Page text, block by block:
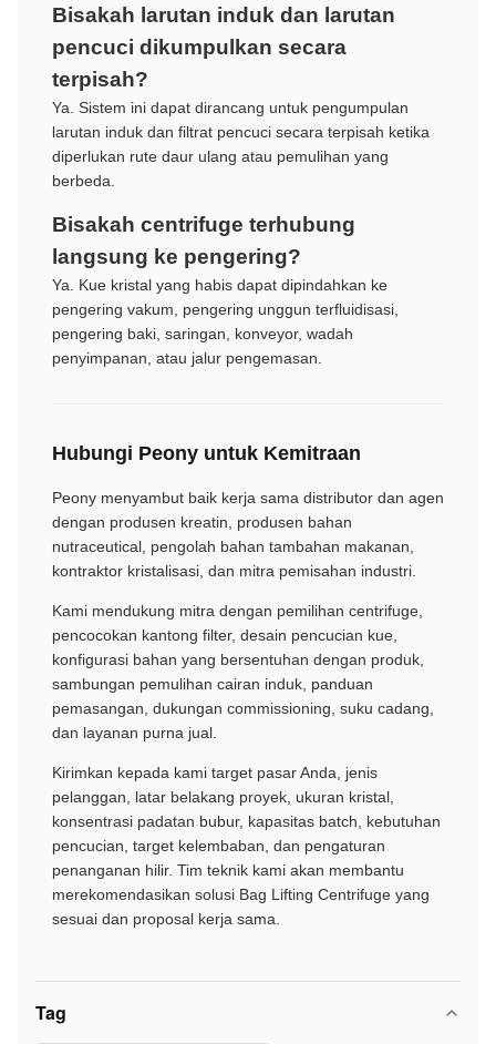
Bisakah larutan induk dan larutan
pencuci dikumpulkan secara
terpisah?
Ya. Sistem ini dapat dirancang untuk pengumpulan
larutan induk dan filtrat pencuci secara terpisah ketika
diperlukan rute daur ulang atau pemulihan yang
berbeda.
Bisakah centrifuge terhubung
langsung ke pengering?
Ya. Kue kristal yang habis dapat dipindahkan ke
pengering vakum, pengering unggun terfluidisasi,
pengering baki, saringan, konveyor, wadah
penyimpanan, atau jalur pengemasan.
Hubungi Peony untuk Kemitraan
Peony menyambut baik kerja sama distributor dan agen
dengan produsen kreatin, produsen bahan
nutraceutical, pengolah bahan tambahan makanan,
kontraktor kristalisasi, dan mitra pemisahan industri.
Kami mendukung mitra dengan pemilihan centrifuge,
pencocokan kantong filter, desain pencucian kue,
konfigurasi bahan yang bersentuhan dengan produk,
sambungan pemulihan cairan induk, panduan
pemasangan, dukungan commissioning, suku cadang,
dan layanan purna jual.
Kirimkan kepada kami target pasar Anda, jenis
pelanggan, latar belakang proyek, ukuran kristal,
konsentrasi padatan bubur, kapasitas batch, kebutuhan
pencucian, target kelembaban, dan pengaturan
penanganan hilir. Tim teknik kami akan membantu
merekomendasikan solusi Bag Lifting Centrifuge yang
sesuai dan proposal kerja sama.
Tag